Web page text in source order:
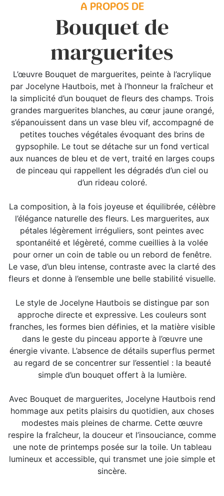
A PROPOS DE
Bouquet de
marguerites
L’œuvre Bouquet de marguerites, peinte à l’acrylique
par Jocelyne Hautbois, met à l’honneur la fraîcheur et
la simplicité d’un bouquet de fleurs des champs. Trois
grandes marguerites blanches, au cœur jaune orangé,
s’épanouissent dans un vase bleu vif, accompagné de
petites touches végétales évoquant des brins de
gypsophile. Le tout se détache sur un fond vertical
aux nuances de bleu et de vert, traité en larges coups
de pinceau qui rappellent les dégradés d’un ciel ou
d’un rideau coloré.
La composition, à la fois joyeuse et équilibrée, célèbre
l’élégance naturelle des fleurs. Les marguerites, aux
pétales légèrement irréguliers, sont peintes avec
spontanéité et légèreté, comme cueillies à la volée
pour orner un coin de table ou un rebord de fenêtre.
Le vase, d’un bleu intense, contraste avec la clarté des
fleurs et donne à l’ensemble une belle stabilité visuelle.
Le style de Jocelyne Hautbois se distingue par son
approche directe et expressive. Les couleurs sont
franches, les formes bien définies, et la matière visible
dans le geste du pinceau apporte à l’œuvre une
énergie vivante. L’absence de détails superflus permet
au regard de se concentrer sur l’essentiel : la beauté
simple d’un bouquet offert à la lumière.
Avec Bouquet de marguerites, Jocelyne Hautbois rend
hommage aux petits plaisirs du quotidien, aux choses
modestes mais pleines de charme. Cette œuvre
respire la fraîcheur, la douceur et l’insouciance, comme
une note de printemps posée sur la toile. Un tableau
lumineux et accessible, qui transmet une joie simple et
sincère.